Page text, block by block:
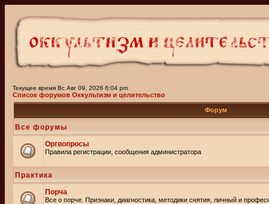
Текущее время Вс Авг 09, 2026 6:04 pm
Список форумов Оккультизм и целительство
Форум
Все форумы
Оргвопросы
Правила регистрации, сообщения администратора
Практика
Порча
Все о порче. Признаки, диагностика, методики снятия, личный и